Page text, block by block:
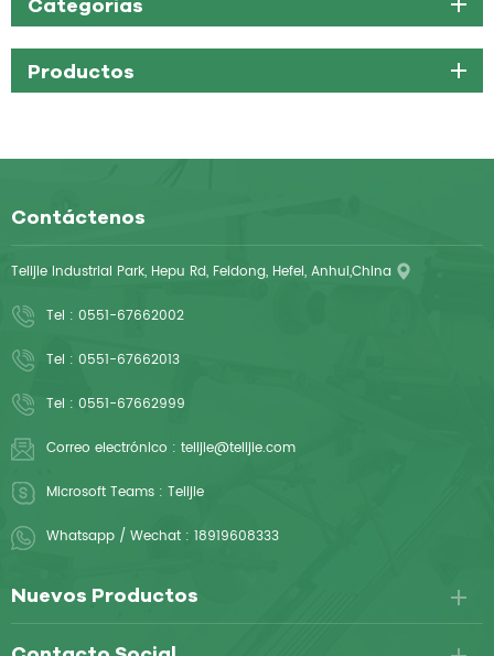
Categorías
Productos
Contáctenos
Telijie Industrial Park, Hepu Rd, Feidong, Hefei, Anhui,China
Tel : 0551-67662002
Tel : 0551-67662013
Tel : 0551-67662999
Correo electrónico : telijie@telijie.com
Microsoft Teams : Telijie
Whatsapp / Wechat : 18919608333
Nuevos Productos